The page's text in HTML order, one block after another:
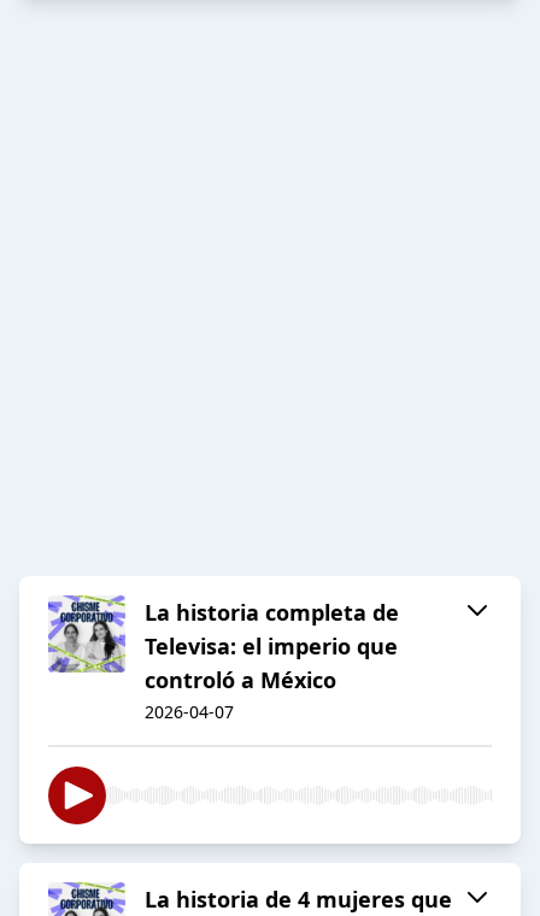
La historia completa de
Televisa: el imperio que
controló a México
2026-04-07
La historia de 4 mujeres que